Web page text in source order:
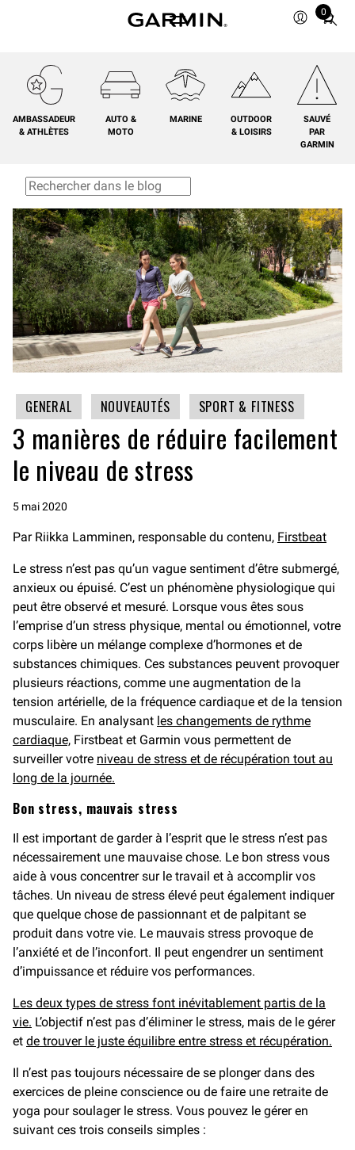
0
Total
cart:
0
AMBASSADEUR
& ATHLÈTES
AUTO &
MOTO
MARINE
OUTDOOR
& LOISIRS
SAUVÉ
PAR
GARMIN
GENERAL NOUVEAUTÉS SPORT & FITNESS
3 manières de réduire facilement
le niveau de stress
5 mai 2020
Par Riikka Lamminen, responsable du contenu, Firstbeat
Le stress n’est pas qu’un vague sentiment d’être submergé,
anxieux ou épuisé. C’est un phénomène physiologique qui
peut être observé et mesuré. Lorsque vous êtes sous
l’emprise d’un stress physique, mental ou émotionnel, votre
corps libère un mélange complexe d’hormones et de
substances chimiques. Ces substances peuvent provoquer
plusieurs réactions, comme une augmentation de la
tension artérielle, de la fréquence cardiaque et de la tension
musculaire. En analysant les changements de rythme
cardiaque, Firstbeat et Garmin vous permettent de
surveiller votre niveau de stress et de récupération tout au
long de la journée.
Bon stress, mauvais stress
Il est important de garder à l’esprit que le stress n’est pas
nécessairement une mauvaise chose. Le bon stress vous
aide à vous concentrer sur le travail et à accomplir vos
tâches. Un niveau de stress élevé peut également indiquer
que quelque chose de passionnant et de palpitant se
produit dans votre vie. Le mauvais stress provoque de
l’anxiété et de l’inconfort. Il peut engendrer un sentiment
d’impuissance et réduire vos performances.
Les deux types de stress font inévitablement partis de la
vie. L’objectif n’est pas d’éliminer le stress, mais de le gérer
et de trouver le juste équilibre entre stress et récupération.
Il n’est pas toujours nécessaire de se plonger dans des
exercices de pleine conscience ou de faire une retraite de
yoga pour soulager le stress. Vous pouvez le gérer en
suivant ces trois conseils simples :